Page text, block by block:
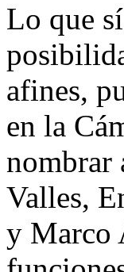
Lo que
afines,
en la
nombrar
Valles,
y Marco